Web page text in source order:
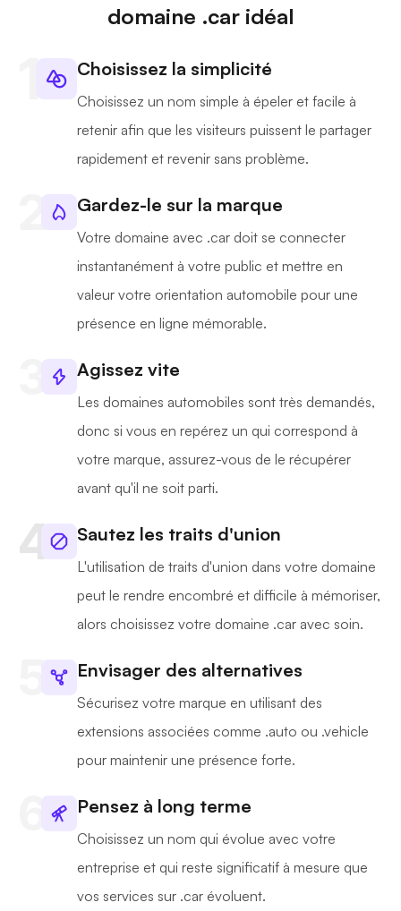
domaine .car idéal
Choisissez la simplicité
Choisissez un nom simple à épeler et facile à
retenir afin que les visiteurs puissent le partager
rapidement et revenir sans problème.
Gardez-le sur la marque
Votre domaine avec .car doit se connecter
instantanément à votre public et mettre en
valeur votre orientation automobile pour une
présence en ligne mémorable.
Agissez vite
Les domaines automobiles sont très demandés,
donc si vous en repérez un qui correspond à
votre marque, assurez-vous de le récupérer
avant qu'il ne soit parti.
Sautez les traits d'union
L'utilisation de traits d'union dans votre domaine
peut le rendre encombré et difficile à mémoriser,
alors choisissez votre domaine .car avec soin.
Envisager des alternatives
Sécurisez votre marque en utilisant des
extensions associées comme .auto ou .vehicle
pour maintenir une présence forte.
Pensez à long terme
Choisissez un nom qui évolue avec votre
entreprise et qui reste significatif à mesure que
vos services sur .car évoluent.